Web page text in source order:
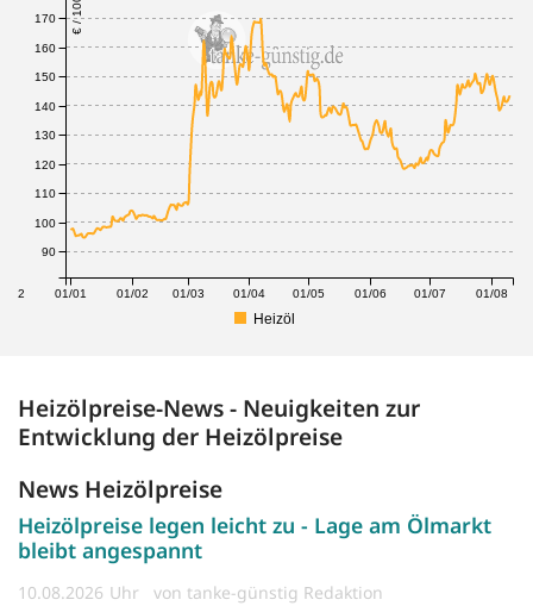
12 01/01 01/02 01/03 01/04 01/05 01/06 01/07 01/08
90
100
110
120
130
140
150
160
170
Heizöl
Heizölpreise-News - Neuigkeiten zur
Entwicklung der Heizölpreise
News Heizölpreise
Heizölpreise legen leicht zu - Lage am Ölmarkt
bleibt angespannt
10.08.2026 von tanke-günstig Redaktion